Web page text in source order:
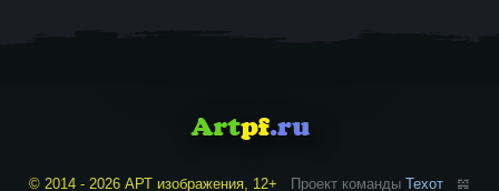
© 2014 - 2026 АРТ изображения, 12+ Проект команды Техот 𝌴